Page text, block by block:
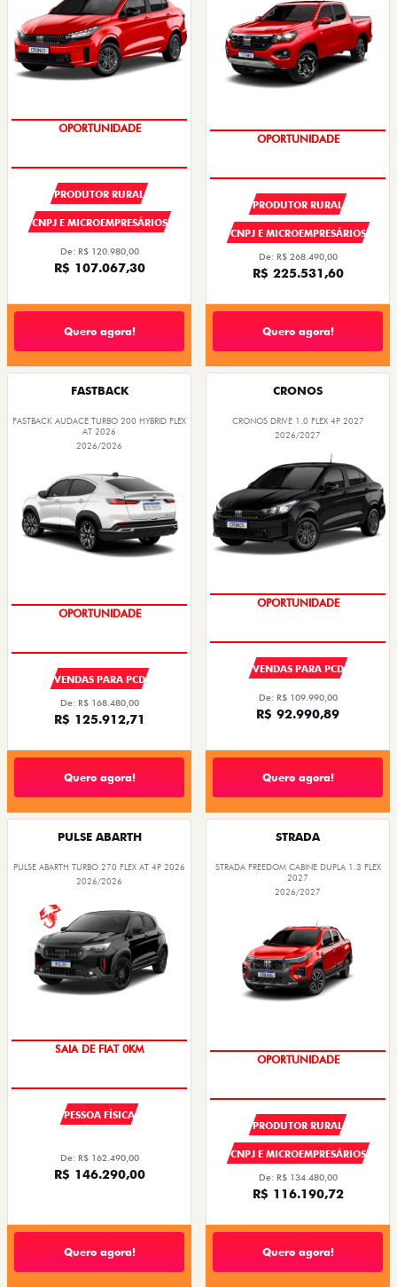
SUPER DESCONTO
PRODUTOR RURAL
CNPJ E MICROEMPRESÁRIOS
De: R$ 120.980,00
R$ 107.067,30
Quero agora!
SUPER DESCONTO
PRODUTOR RURAL
CNPJ E MICROEMPRESÁRIOS
De: R$ 268.490,00
R$ 225.531,60
Quero agora!
FASTBACK
FASTBACK AUDACE TURBO 200 HYBRID FLEX
AT 2026
2026/2026
SUPER DESCONTO
VENDAS PARA PCD
De: R$ 168.480,00
R$ 125.912,71
Quero agora!
CRONOS
CRONOS DRIVE 1.0 FLEX 4P 2027
2026/2027
OPORTUNIDADE
VENDAS PARA PCD
De: R$ 109.990,00
R$ 92.990,89
Quero agora!
PULSE ABARTH
PULSE ABARTH TURBO 270 FLEX AT 4P 2026
2026/2026
OPORTUNIDADE
PESSOA FÍSICA
De: R$ 162.490,00
R$ 146.290,00
Quero agora!
STRADA
STRADA FREEDOM CABINE DUPLA 1.3 FLEX
2027
2026/2027
SUPER DESCONTO
PRODUTOR RURAL
CNPJ E MICROEMPRESÁRIOS
De: R$ 134.480,00
R$ 116.190,72
Quero agora!